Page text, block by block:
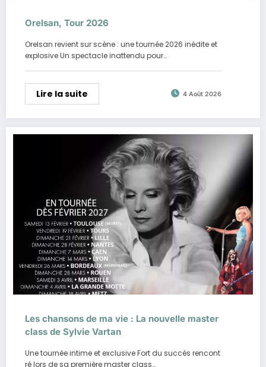
Orelsan, Tour 2026
Orelsan revient sur scène : une tournée 2026 inédite et
explosive Un spectacle inattendu pour…
Lire la suite 4 Août 2026
Les chansons de ma vie : La nouvelle master
class de Sylvie Vartan
Une tournée intime et exclusive Fort du succès rencont
ré lors de sa première master class…